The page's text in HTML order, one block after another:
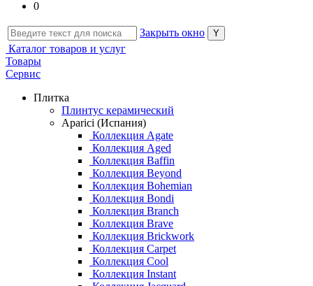
0
Закрыть окно
Каталог товаров и услуг
Товары
Сервис
Плитка
Плинтус керамический
Aparici (Испания)
Коллекция Agate
Коллекция Aged
Коллекция Baffin
Коллекция Beyond
Коллекция Bohemian
Коллекция Bondi
Коллекция Branch
Коллекция Brave
Коллекция Brickwork
Коллекция Carpet
Коллекция Cool
Коллекция Instant